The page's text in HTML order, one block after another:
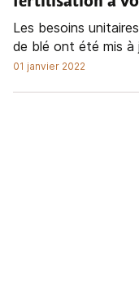
Les besoins
de blé ont été mis à
01 janvier 2022